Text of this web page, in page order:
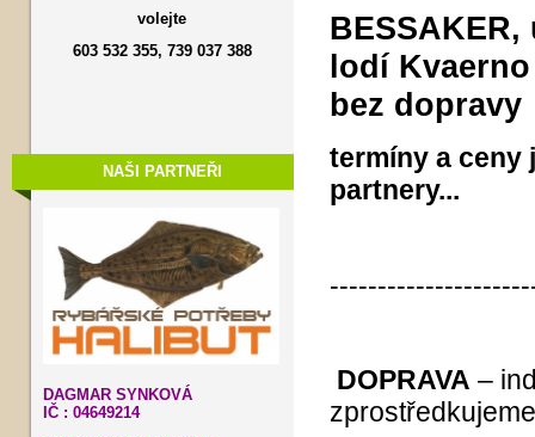
volejte
603 532 355, 739 037 388
NAŠI PARTNEŘI
DAGMAR SYNKOVÁ
IČ : 04649214
lodí Kvaerno
bez dopravy
termíny a ceny
partnery...
DOPRAVA –